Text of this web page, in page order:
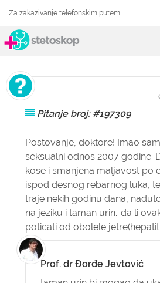
Za zakazivanje telefonskim putem
Pitanje broj: #197309
Postovanje, doktore! Imao
seksualni odnos 2007 godine.
kose i smanjena maljavost po
ispod desnog rebarnog luka,
traje nekih godinu dana,
na jeziku i taman urin...da li
poticati od obolele
Prof. dr Đorđe Jevtović